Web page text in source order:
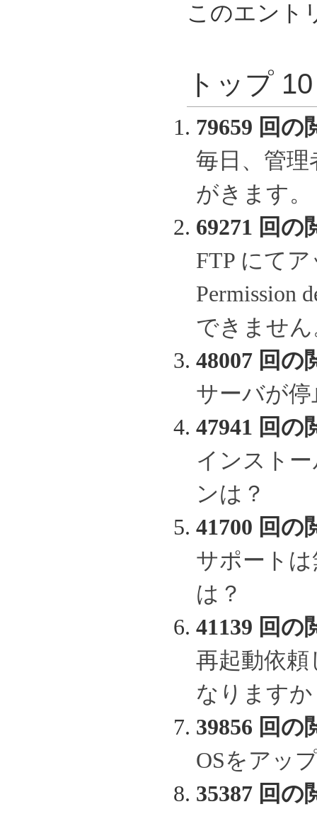
このエント
トップ
79659 回の
毎日、管
がきます。
69271 回の
FTP にて
Permission
できません
48007 回の
サーバが
47941 回の
インスト
ンは？
41700 回の
サポート
は？
41139 回の
再起動依
なりますか
39856 回の
OSをアッ
35387 回の